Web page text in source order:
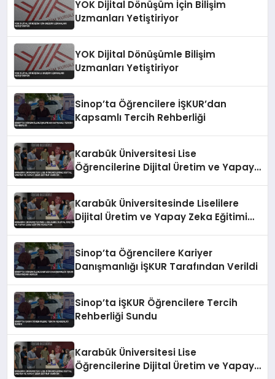
YOK Dijital Dönüşüm İçin Bilişim
Uzmanları Yetiştiriyor
YOK Dijital Dönüşümle Bilişim
Uzmanları Yetiştiriyor
Sinop’ta Öğrencilere İŞKUR’dan
Kapsamlı Tercih Rehberliği
Karabük Üniversitesi Lise
Öğrencilerine Dijital Üretim ve Yapay
Karabük Üniversitesinde Liselilere
Dijital Üretim ve Yapay Zeka Eğitimi
Sinop’ta Öğrencilere Kariyer
Danışmanlığı İŞKUR Tarafından Verildi
Sinop’ta İŞKUR Öğrencilere Tercih
Rehberliği Sundu
Karabük Üniversitesi Lise
Öğrencilerine Dijital Üretim ve Yapay